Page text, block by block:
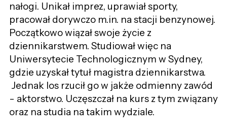
nałogi. Unikał imprez, uprawiał sporty,
pracował dorywczo m.in. na stacji benzynowej.
Początkowo wiązał swoje życie z
dziennikarstwem. Studiował więc na
Uniwersytecie Technologicznym w Sydney,
gdzie uzyskał tytuł magistra dziennikarstwa.
Jednak los rzucił go w jakże odmienny zawód
- aktorstwo. Uczęszczał na kurs z tym związany
oraz na studia na takim wydziale.